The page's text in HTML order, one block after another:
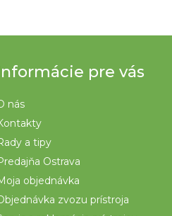
pre vás
nás
a tipy
Ostrava
objednávka
zvozu prístroja